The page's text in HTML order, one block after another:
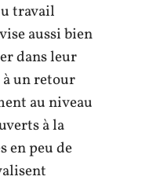
travail
aussi bien
dans leur
à un retour
au niveau
à la
en peu de